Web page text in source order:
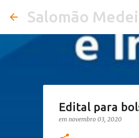
Salomão
Edital para
em novembro 03, 2020